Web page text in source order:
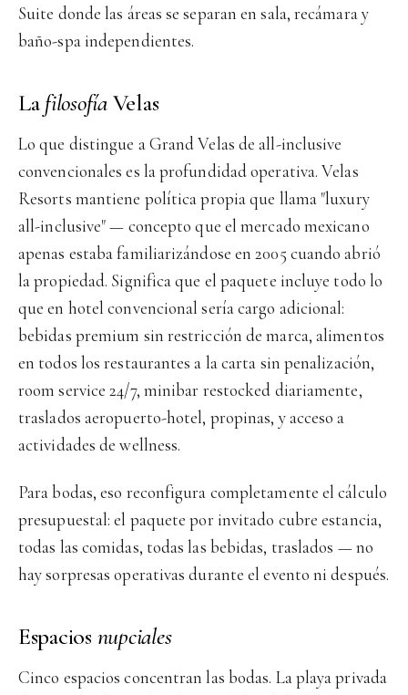
Suite donde las áreas se separan en sala, recámara y
baño-spa independientes.
LafilosofíaVelas
Lo que distingue a Grand Velas de all-inclusive
convencionales es la profundidad operativa. Velas
Resorts mantiene política propia que llama "luxury
all-inclusive" — concepto que el mercado mexicano
apenas estaba familiarizándose en 2005 cuando abrió
la propiedad. Significa que el paquete incluye todo lo
que en hotel convencional sería cargo adicional:
bebidas premium sin restricción de marca, alimentos
en todos los restaurantes a la carta sin penalización,
room service 24/7, minibar restocked diariamente,
traslados aeropuerto-hotel, propinas, y acceso a
actividades de wellness.
Para bodas, eso reconfigura completamente el cálculo
presupuestal: el paquete por invitado cubre estancia,
todas las comidas, todas las bebidas, traslados — no
hay sorpresas operativas durante el evento ni después.
Espacios nupciales
Cinco espacios concentran las bodas. La playa privada